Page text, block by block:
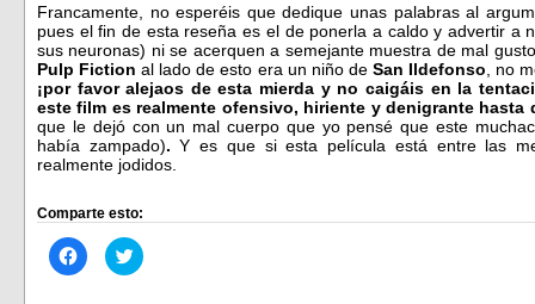
Francamente, no esperéis que dedique unas palabras al
pues el fin de esta reseña es el de ponerla a caldo y advertir a
sus neuronas) ni se acerquen a semejante muestra de mal
Pulp Fiction al lado de esto era un niño de San Ildefonso , no
¡por favor alejaos de esta mierda y no caigáis en la
este film es realmente ofensivo, hiriente y denigrante
que le dejó con un mal cuerpo que yo pensé que este
había zampado). Y es que si esta película está entre las
realmente jodidos.
Comparte esto:
Haz
clic
Haz
clic